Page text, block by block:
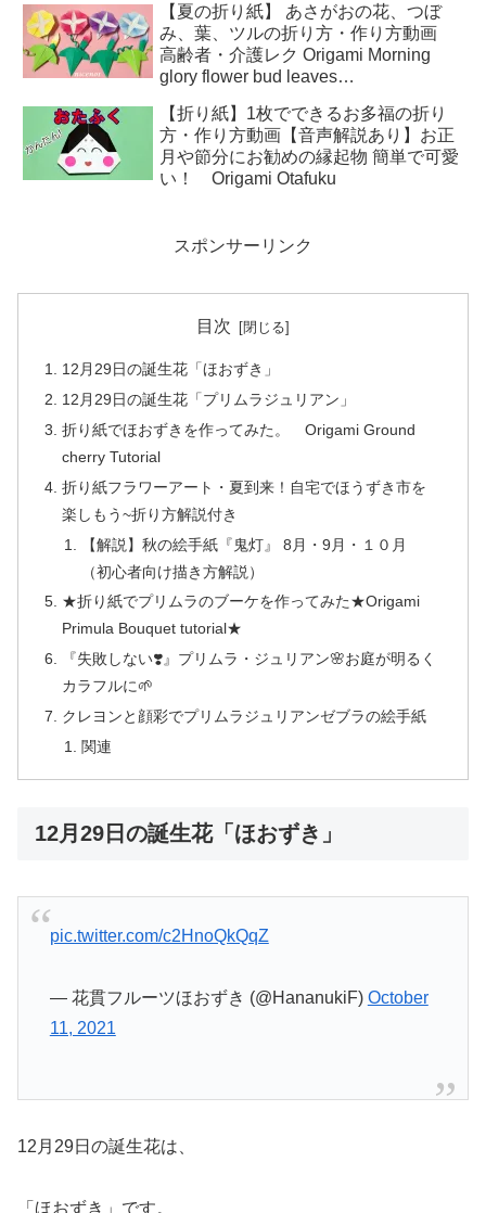
【夏の折り紙】 あさがおの花、つぼ
み、葉、ツルの折り方・作り方動画
高齢者・介護レク Origami Morning
glory flower bud leaves
【折り紙】1枚でできるお多福の折り
方・作り方動画【音声解説あり】お正
月や節分にお勧めの縁起物 簡単で可愛
い！ Origami Otafuku
スポンサーリンク
目次
12月29日の誕生花「ほおずき」
12月29日の誕生花「プリムラジュリアン」
折り紙でほおずきを作ってみた。 Origami Ground
cherry Tutorial
折り紙フラワーアート・夏到来！自宅でほうずき市を
楽しもう~折り方解説付き
【解説】秋の絵手紙『鬼灯』 8月・9月・１０月
（初心者向け描き方解説）
★折り紙でプリムラのブーケを作ってみた★Origami
Primula Bouquet tutorial★
『失敗しない❣️』プリムラ・ジュリアン🌸お庭が明るく
カラフルに🌱
クレヨンと顔彩でプリムラジュリアンゼブラの絵手紙
関連
12月29日の誕生花「ほおずき」
pic.twitter.com/c2HnoQkQqZ
— 花貫フルーツほおずき (@HananukiF) October
11, 2021
12月29日の誕生花は、
「ほおずき」です。